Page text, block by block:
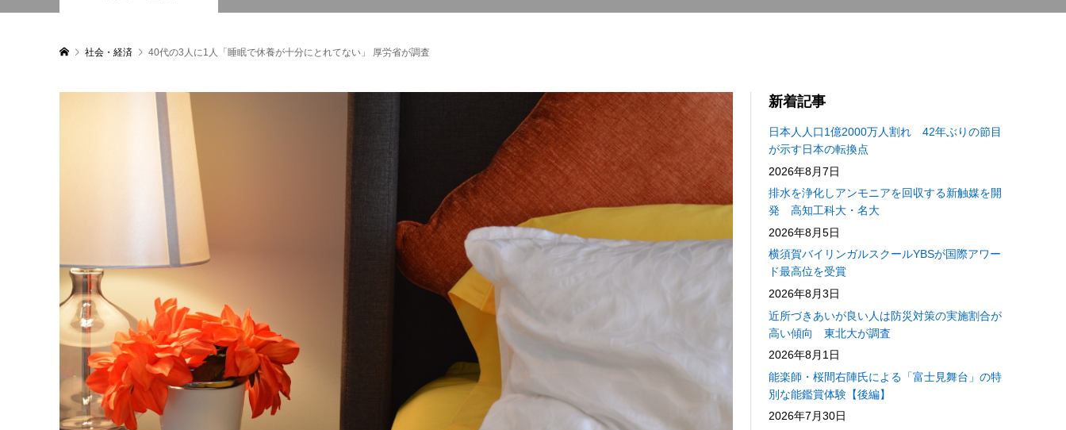
社会・経済 40代の3人に1人「睡眠で休養が十分にとれてない」 厚労省が調査
新着記事
日本人人口1億2000万人割れ 42年ぶりの節目
が示す日本の転換点
2026年8月7日
排水を浄化しアンモニアを回収する新触媒を開
発 高知工科大・名大
2026年8月5日
横須賀バイリンガルスクールYBSが国際アワー
ド最高位を受賞
2026年8月3日
近所づきあいが良い人は防災対策の実施割合が
高い傾向 東北大が調査
2026年8月1日
能楽師・桜間右陣氏による「富士見舞台」の特
別な能鑑賞体験【後編】
2026年7月30日